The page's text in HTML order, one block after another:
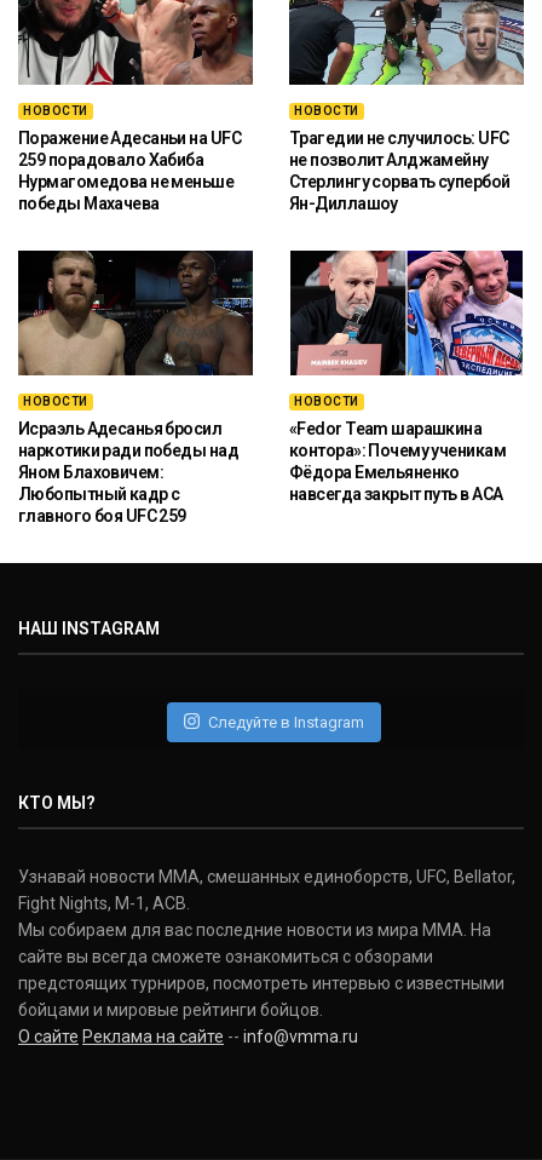
НОВОСТИ
Поражение Адесаньи на UFC
259 порадовало Хабиба
Нурмагомедова не меньше
победы Махачева
НОВОСТИ
Трагедии не случилось: UFC
не позволит Алджамейну
Стерлингу сорвать супербой
Ян-Диллашоу
НОВОСТИ
Исраэль Адесанья бросил
наркотики ради победы над
Яном Блаховичем:
Любопытный кадр с
главного боя UFC 259
НОВОСТИ
«Fedor Team шарашкина
контора»: Почему ученикам
Фёдора Емельяненко
навсегда закрыт путь в ACA
НАШ INSTAGRAM
Следуйте в Instagram
КТО МЫ?
Узнавай новости ММА, смешанных единоборств, UFC, Bellator,
Fight Nights, M-1, ACB.
Мы собираем для вас последние новости из мира ММА. На
сайте вы всегда сможете ознакомиться с обзорами
предстоящих турниров, посмотреть интервью с известными
бойцами и мировые рейтинги бойцов.
О сайте Реклама на сайте -- info@vmma.ru